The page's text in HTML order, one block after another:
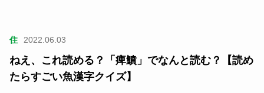
住 2022.06.03
ねえ、これ読める？「痺鱝」でなんと読む？【読め
たらすごい魚漢字クイズ】